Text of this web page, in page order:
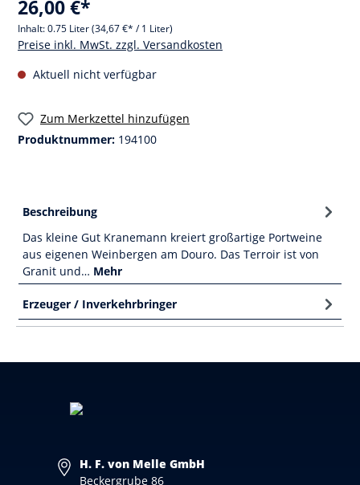
26,00 €*
Inhalt:0.75 Liter(34,67 €* / 1 Liter)
Preise inkl. MwSt. zzgl. Versandkosten
Aktuell nicht verfügbar
Zum Merkzettel hinzufügen
Produktnummer: 194100
Beschreibung
Das kleine Gut Kranemann kreiert großartige Portweine
aus eigenen Weinbergen am Douro. Das Terroir ist von
Granit und… Mehr
Erzeuger / Inverkehrbringer
H. F. von Melle GmbH
Beckergrube 86